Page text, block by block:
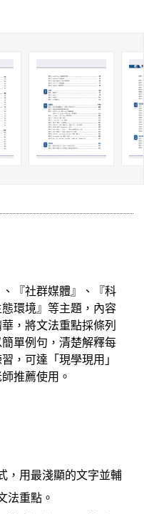
『社群媒體』、『科
環境』等主題，內容
，將文法重點採條列
單例句，清楚解釋每
，可達「現學現用」
推薦使用。
，用最淺顯的文字並輔
法重點。